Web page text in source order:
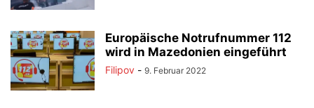
Europäische Notrufnummer 112
wird in Mazedonien eingeführt
Filipov - 9. Februar 2022